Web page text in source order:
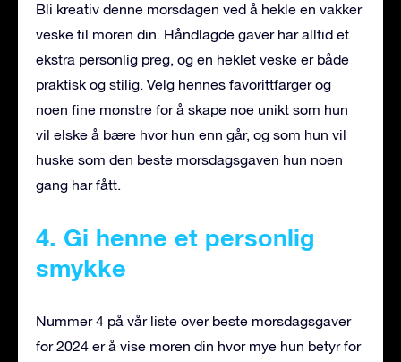
Bli kreativ denne morsdagen ved å hekle en vakker
veske til moren din. Håndlagde gaver har alltid et
ekstra personlig preg, og en heklet veske er både
praktisk og stilig. Velg hennes favorittfarger og
noen fine mønstre for å skape noe unikt som hun
vil elske å bære hvor hun enn går, og som hun vil
huske som den beste morsdagsgaven hun noen
gang har fått.
4. Gi henne et personlig
smykke
Nummer 4 på vår liste over beste morsdagsgaver
for 2024 er å vise moren din hvor mye hun betyr for